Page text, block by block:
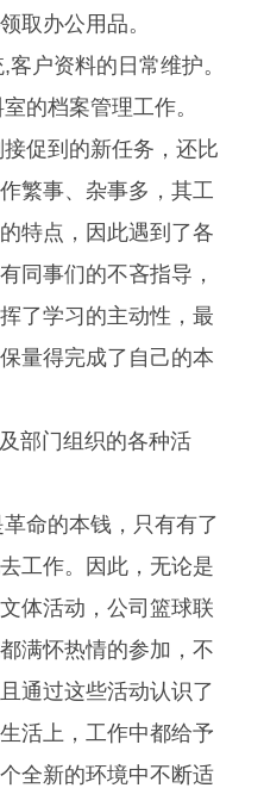
办公用品。
户资料的日常维护。
的档案管理工作。
促到的新任务，还比
繁事、杂事多，其工
特点，因此遇到了各
同事们的不吝指导，
了学习的主动性，最
量得完成了自己的本
部门组织的各种活
命的本钱，只有有了
工作。因此，无论是
体活动，公司篮球联
满怀热情的参加，不
通过这些活动认识了
活上，工作中都给予
全新的环境中不断适